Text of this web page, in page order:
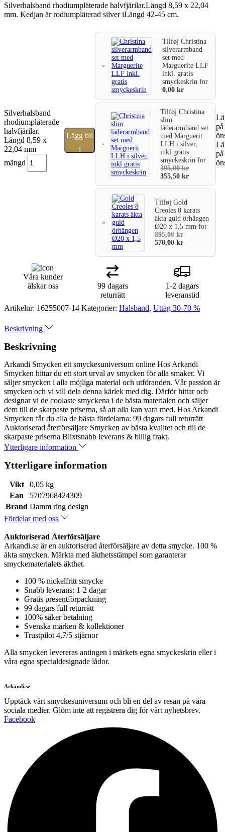
Silverhalsband rhodiumpläterade halvfjärilar.Längd 8,59 x 22,04
mm. Kedjan är rodiumpläterad silver iLängd 42-45 cm.
Silverhalsband
rhodiumpläterade
halvfjärilar.
Längd 8,59 x
22,04 mm
mängd
Lägg till
i
TilføjChristina
silverarmband
set med
Marguerite LLF
inkl. gratis
smyckeskrinfor
0,00kr
TilføjChristina
slim
läderarmband set
med Marguerit
LLH i silver,
inkl gratis
smyckeskrinfor
395,00kr
355,50kr
TilføjGold
Creoles 8 karats
äkta guld örhängen
Ø20 x 1,5 mmfor
895,00kr
570,00kr
på
på
Våra kunder
älskar oss
99 dagars
returrätt
1-2 dagars
leveranstid
Artikelnr: 16255007-14 Kategorier: Halsband, Uttag 30-70 %
Beskrivning
Beskrivning
Arkandi Smycken ett smyckesuniversum online Hos Arkandi
Smycken hittar du ett stort urval av smycken för alla smaker. Vi
säljer smycken i alla möjliga material och utföranden. Vår passion är
smycken och vi vill dela denna kärlek med dig. Därför hittar och
designar vi de coolaste smyckena i de bästa materialen och säljer
dem till de skarpaste priserna, så att alla kan vara med. Hos Arkandi
Smycken får du alla de bästa fördelarna: 99 dagars full returrätt
Auktoriserad återförsäljare Smycken av bästa kvalitet och till de
skarpaste priserna Blixtsnabb leverans & billig frakt.
Ytterligare information
Ytterligare information
Vikt
0,05 kg
Ean
5707968424309
Brand Damm ring design
Fördelar med oss
Auktoriserad Återförsäljare
Arkandi.se är en auktoriserad återförsäljare av detta smycke. 100 %
äkta smycken. Märkta med äkthetsstämpel som garanterar
smyckematerialets äkthet.
100 % nickelfritt smycke
Snabb leverans: 1-2 dagar
Gratis presentförpackning
99 dagars full returrätt
100% säker betalning
Svenska märken & kollektioner
Trustpilot 4,7/5 stjärnor
Alla smycken levereras antingen i märkets egna smyckeskrin eller i
våra egna specialdesignade lådor.
Arkandi.se
Upptäck vårt smyckesuniversum och bli en del av resan på våra
sociala medier. Glöm inte att registrera dig för vårt nyhetsbrev.
Facebook